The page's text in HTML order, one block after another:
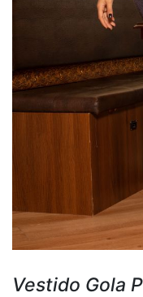
Vestido Gola